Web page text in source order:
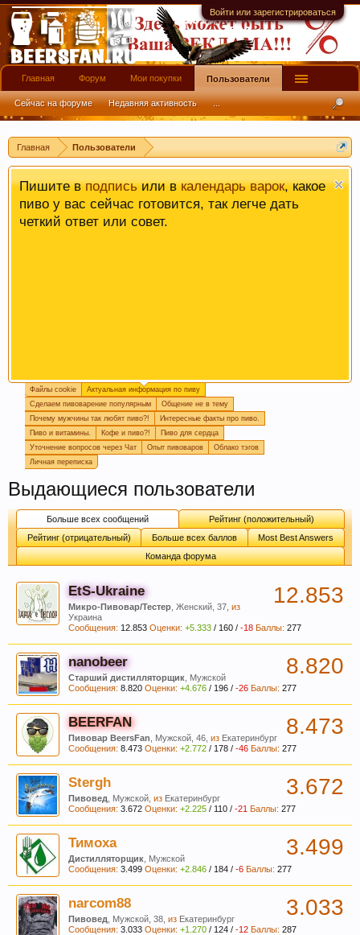
Войти или зарегистрироваться
Главная Пользователи
на использование нами Ваших файлов cookie.
Узнать больше.
Пишите вподписьили вкалендарь варок, какое
пиво у вас сейчас готовится, так легче дать
четкий ответ или совет.
Если Вам нравится наш сайт, форум и
интернет-магазин, пожалуйста, поделитесь
ссылкой в соц сетях и в соц закладках. Тем
самым нас станет больше :) Спасибо!
Любое общение, которое не по-теме ПРОШУ
переносить вчат.
При приеме пива у мужчин выделяется гормон
дофамин, отвечающий за чувство
удовлетворения. При этом удовольствие
вызывает только вкус пива, независимо от того,
любит ли мужчина напитки этой марки, и даже
при отсутствии алкоголя.
Файлы cookie
Актуальная информация по пиву
Сделаем пивоварение популярным
Общение не в тему
Почему мужчины так любят пиво?!
Интересные факты про пиво.
Пиво и витамины.
Кофе и пиво?!
Пиво для сердца
Уточнение вопросов через Чат
Опыт пивоваров
Облако тэгов
Личная переписка
Выдающиеся пользователи
Больше всех сообщений
Рейтинг (положительный)
Рейтинг (отрицательный)
Больше всех баллов
Most Best Answers
Команда форума
12.853
EtS-Ukraine
Микро-Пивовар/Тестер , Женский, 37, из
Украина
Сообщения: 12.853 Оценки: +5.333 / 160 / -18 Баллы: 277
8.820
nanobeer
Старший дистилляторщик , Мужской
Сообщения: 8.820 Оценки: +4.676 / 196 / -26 Баллы: 277
8.473
BEERFAN
Пивовар BeersFan , Мужской, 46, из Екатеринбург
Сообщения: 8.473 Оценки: +2.772 / 178 / -46 Баллы: 277
3.672
Stergh
Пивовед , Мужской, из Екатеринбург
Сообщения: 3.672 Оценки: +2.225 / 110 / -21 Баллы: 277
3.499
Тимоха
Дистилляторщик , Мужской
Сообщения: 3.499 Оценки: +2.846 / 184 / -6 Баллы: 277
3.033
narcom88
Пивовед , Мужской, 38, из Екатеринбург
Сообщения: 3.033 Оценки: +1.270 / 124 / -12 Баллы: 287
Главная Форум Мои покупки Пользователи
Сейчас на форуме Недавняя активность ...